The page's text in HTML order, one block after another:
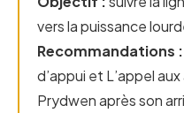
vers la puissance
Recommandations :
d’appui et L’appel
Prydwen après son